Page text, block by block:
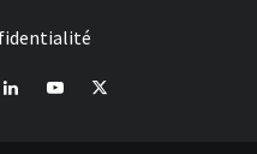
LinkedInYoutube
X